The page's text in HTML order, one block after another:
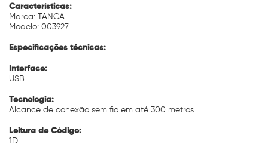
Características:
Marca: TANCA
Modelo: 003927
Especificações técnicas:
Interface:
USB
Tecnologia:
Alcance de conexão sem fio em até 300 metros
Leitura de Código:
1D